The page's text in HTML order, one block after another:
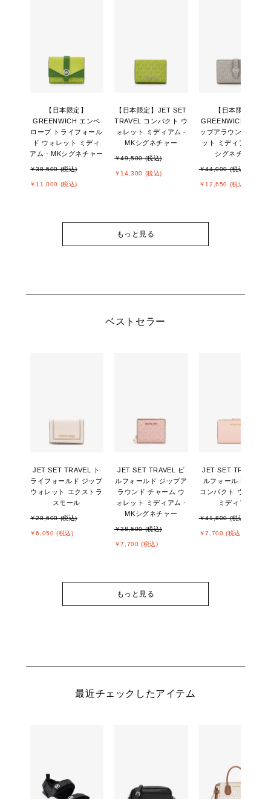
【日本限定】
GREENWICH エンベ
ロープ トライフォール
ド ウォレット ミディ
アム - MKシグネチャー
￥38,500 (税込)
￥11,000 (税込)
【日本限定】JET SET
TRAVEL コンパクト ウ
ォレット ミディアム -
MKシグネチャー
￥49,500 (税込)
￥14,300 (税込)
【日本限定】
GREENWICH タブ ジ
ップアラウンド ウォ
ット ミディアム - MK
シグネチャー
￥44,000 (税込)
￥12,650 (税込)
もっと見る
ベストセラー
JET SET TRAVEL ト
ライフォールド ジップ
ウォレット エクストラ
スモール
￥28,600 (税込)
￥6,050 (税込)
JET SET TRAVEL ビ
ルフォールド ジップア
ラウンド チャーム ウ
ォレット ミディアム -
MKシグネチャー
￥38,500 (税込)
￥7,700 (税込)
JET SET TRAVEL ビ
ルフォールド ジップ
コンパクト ウォレッ
ミディアム
￥41,800 (税込)
￥7,700 (税込)
もっと見る
最近チェックしたアイテム